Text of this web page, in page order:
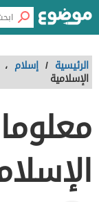
الرئيسية / إسلام ،
الإسلامية